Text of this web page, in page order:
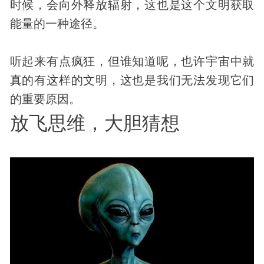
时候，会向外释放辐射，这也是这个文明获取
能量的一种途径。
听起来有点疯狂，但谁知道呢，也许宇宙中就
真的有这样的文明，这也是我们无法发现它们
的重要原因。
放飞思维，大胆猜想